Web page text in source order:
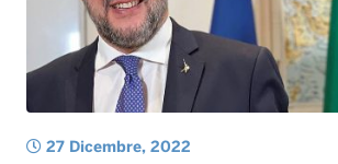
27 Dicembre, 2022